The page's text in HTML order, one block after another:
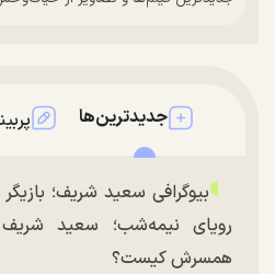
جدیدترین‌ها
بیوگرافی سعید شریف؛
رویای نیمه‌شب؛ سعید
همسرش کیست؟